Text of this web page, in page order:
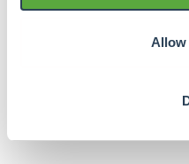
Allow
höchste Gebäude
Westeuropas sein.
ein verspäteter 1. April-